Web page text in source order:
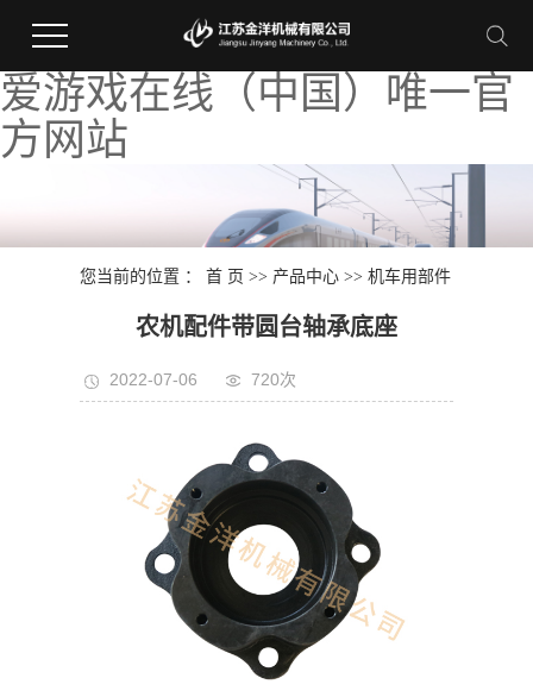
爱游戏在线（中国）唯一官
方网站
您当前的位置 ：首 页 >> 产品中心 >>机车用部件
农机配件带圆台轴承底座
2022-07-06 720次